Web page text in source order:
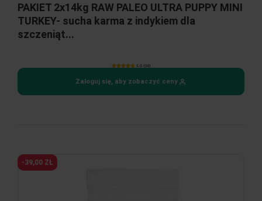
PAKIET 2x14kg RAW PALEO ULTRA PUPPY MINI
TURKEY- sucha karma z indykiem dla
szczeniąt...
5.0 (39)
Zaloguj się, aby zobaczyć ceny
-39,00 ZŁ